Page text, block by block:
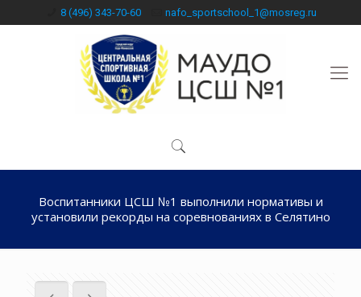
8 (496) 343-70-60 nafo_sportschool_1@mosreg.ru
Воспитанники ЦСШ №1 выполнили нормативы и
установили рекорды на соревнованиях в Селятино